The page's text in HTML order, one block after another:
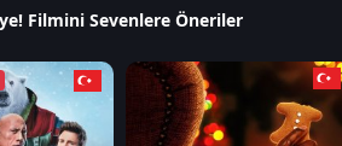
Filmini Sevenlere Öneriler